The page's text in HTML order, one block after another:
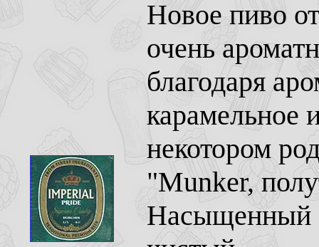
Новое пиво
очень
благодаря
карамельное
некотором
"Munker,
Насыщенный